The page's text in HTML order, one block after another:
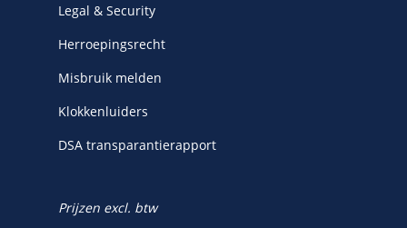
Legal & Security
Herroepingsrecht
Misbruik melden
Klokkenluiders
DSA transparantierapport
Prijzen excl. btw